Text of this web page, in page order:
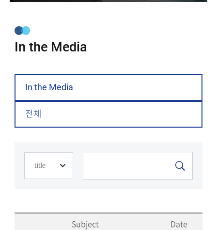
In the Media
In the Media
전체
Subject Date